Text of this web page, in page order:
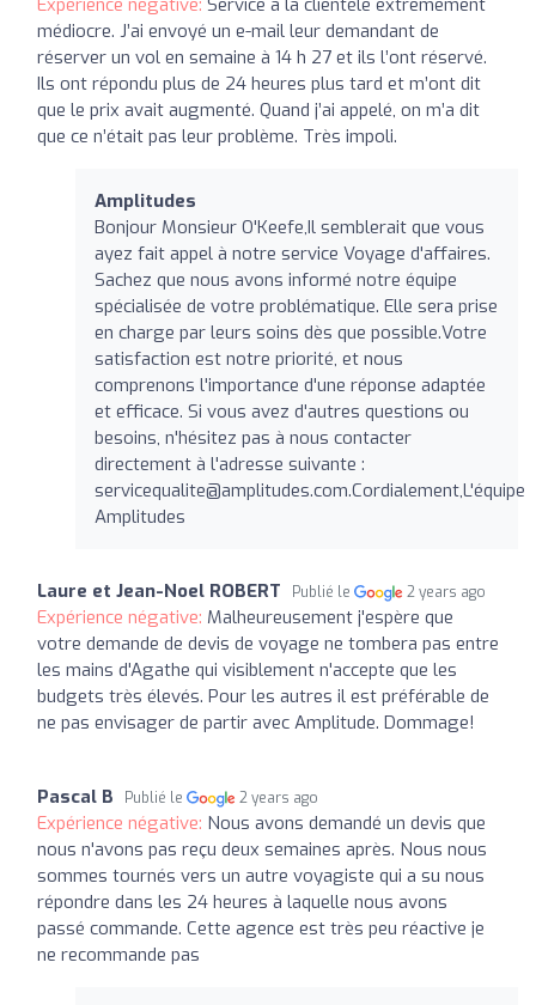
médiocre. J’ai envoyé un e-mail leur demandant de
réserver un vol en semaine à 14 h 27 et ils l’ont réservé.
Ils ont répondu plus de 24 heures plus tard et m’ont dit
que le prix avait augmenté. Quand j’ai appelé, on m’a dit
que ce n’était pas leur problème. Très impoli.
Amplitudes
Bonjour Monsieur O'Keefe,Il semblerait que vous
ayez fait appel à notre service Voyage d'affaires.
Sachez que nous avons informé notre équipe
spécialisée de votre problématique. Elle sera prise
en charge par leurs soins dès que possible.Votre
satisfaction est notre priorité, et nous
comprenons l'importance d'une réponse adaptée
et efficace. Si vous avez d'autres questions ou
besoins, n'hésitez pas à nous contacter
directement à l'adresse suivante :
servicequalite@amplitudes.com.Cordialement,L'équipe
Amplitudes
Laure et Jean-Noel ROBERT Publié le 2 years ago
Expérience négative: Malheureusement j'espère que
votre demande de devis de voyage ne tombera pas entre
les mains d'Agathe qui visiblement n'accepte que les
budgets très élevés. Pour les autres il est préférable de
ne pas envisager de partir avec Amplitude. Dommage!
Pascal B Publié le 2 years ago
Expérience négative: Nous avons demandé un devis que
nous n'avons pas reçu deux semaines après. Nous nous
sommes tournés vers un autre voyagiste qui a su nous
répondre dans les 24 heures à laquelle nous avons
passé commande. Cette agence est très peu réactive je
ne recommande pas